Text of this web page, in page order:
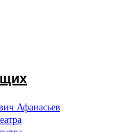
Афанасьев